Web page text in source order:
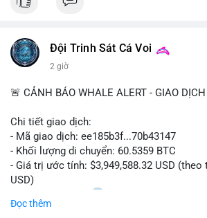
Đội Trinh Sát Cá Voi
2 giờ
🚨 CẢNH BÁO WHALE ALERT - GIAO
Chi tiết giao dịch:
- Mã giao dịch: ee185b3f...70b43147
- Khối lượng di chuyển: 60.5359 BTC
- Giá trị ước tính: $3,949,588.32 USD (theo
USD)
- Thời gian: 15:20
Đọc thêm